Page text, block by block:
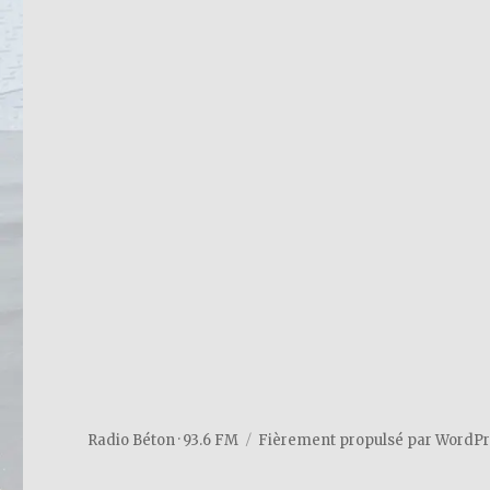
Radio Béton · 93.6 FM Fièrement propulsé par